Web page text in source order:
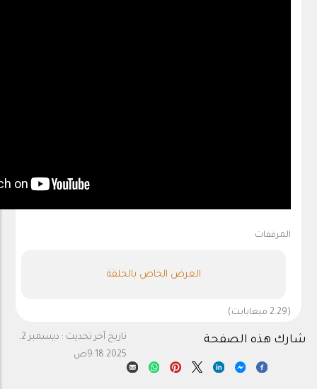
المرفقات
العرض الخاص بالحلقة
(2.29 ميغابايت)
تاريخ آخر تحديث :
ديسمبر 2,
2025 9:18ص
شارك هذه الصفحة